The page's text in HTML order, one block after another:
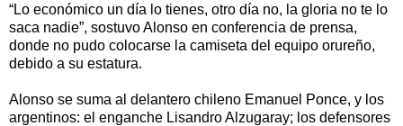
“Lo económico un día lo tienes, otro día no, la gloria no te lo
saca nadie”, sostuvo Alonso en conferencia de prensa,
donde no pudo colocarse la camiseta del equipo orureño,
debido a su estatura.
Alonso se suma al delantero chileno Emanuel Ponce, y los
argentinos: el enganche Lisandro Alzugaray; los defensores